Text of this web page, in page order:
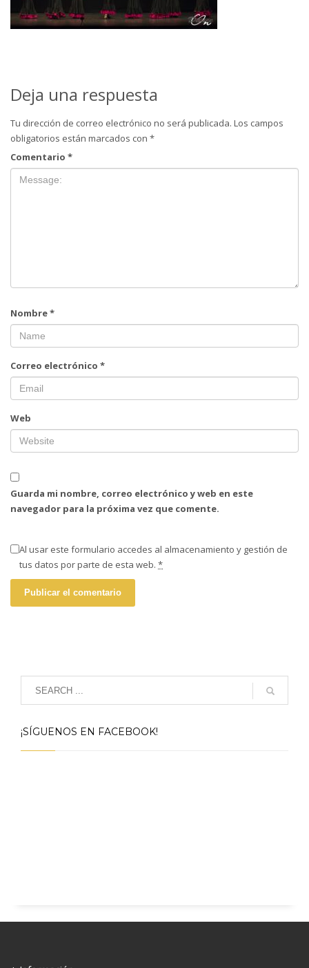
Deja una respuesta
Tu dirección de correo electrónico no será publicada. Los campos
obligatorios están marcados con *
Comentario *
Nombre*
Correo electrónico *
Web
Guarda mi nombre, correo electrónico y web en este
navegador para la próxima vez que comente.
Al usar este formulario accedes al almacenamiento y gestión de
tus datos por parte de esta web. *
¡SÍGUENOS EN FACEBOOK!